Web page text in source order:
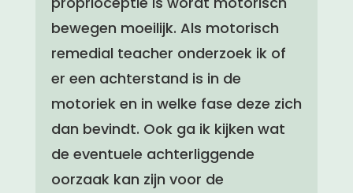
bewegen moeilijk. Als motorisch
remedial teacher onderzoek ik of
er een achterstand is in de
motoriek en in welke fase deze zich
dan bevindt. Ook ga ik kijken wat
de eventuele achterliggende
oorzaak kan zijn voor de